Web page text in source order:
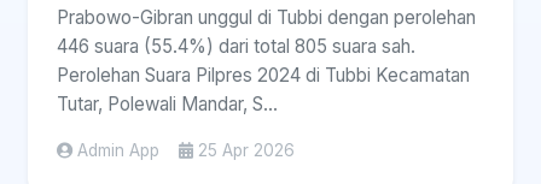
Prabowo-Gibran unggul di Tubbi dengan perolehan
446 suara (55.4%) dari total 805 suara sah.
Perolehan Suara Pilpres 2024 di Tubbi Kecamatan
Tutar, Polewali Mandar, S...
Admin App 25 Apr 2026